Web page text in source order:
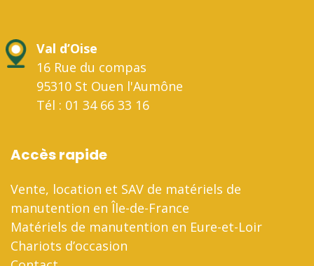
Val d’Oise
16 Rue du compas
95310 St Ouen l'Aumône
Tél : 01 34 66 33 16
Accès rapide
Vente, location et SAV de matériels de
manutention en Île-de-France
Matériels de manutention en Eure-et-Loir
Chariots d’occasion